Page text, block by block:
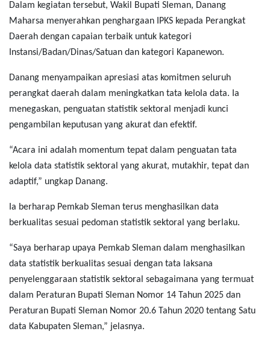
Dalam kegiatan tersebut, Wakil Bupati Sleman, Danang
Maharsa menyerahkan penghargaan IPKS kepada Perangkat
Daerah dengan capaian terbaik untuk kategori
Instansi/Badan/Dinas/Satuan dan kategori Kapanewon.
Danang menyampaikan apresiasi atas komitmen seluruh
perangkat daerah dalam meningkatkan tata kelola data. Ia
menegaskan, penguatan statistik sektoral menjadi kunci
pengambilan keputusan yang akurat dan efektif.
“Acara ini adalah momentum tepat dalam penguatan tata
kelola data statistik sektoral yang akurat, mutakhir, tepat dan
adaptif,” ungkap Danang.
Ia berharap Pemkab Sleman terus menghasilkan data
berkualitas sesuai pedoman statistik sektoral yang berlaku.
“Saya berharap upaya Pemkab Sleman dalam menghasilkan
data statistik berkualitas sesuai dengan tata laksana
penyelenggaraan statistik sektoral sebagaimana yang termuat
dalam Peraturan Bupati Sleman Nomor 14 Tahun 2025 dan
Peraturan Bupati Sleman Nomor 20.6 Tahun 2020 tentang Satu
data Kabupaten Sleman,” jelasnya.